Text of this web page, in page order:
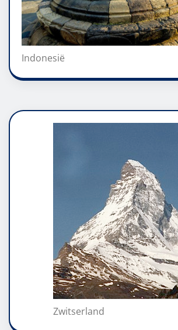
Indonesië
Zwitserland